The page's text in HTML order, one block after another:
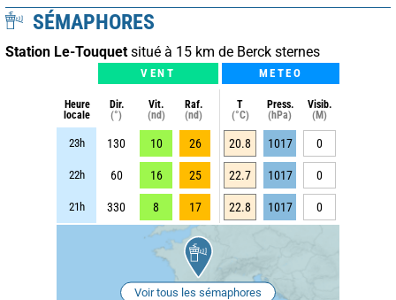
SÉMAPHORES
Station Le-Touquet situé à 15 km de Berck sternes
VENT METEO
Heure
locale
Dir.
(°)
Vit.
(nd)
Raf.
(nd)
T
(°C)
Press.
(hPa)
Visib.
(M)
23h 130 10 26 20.8 1017 0
22h 60 16 25 22.7 1017 0
21h 330 8 17 22.8 1017 0
Voir tous les sémaphores